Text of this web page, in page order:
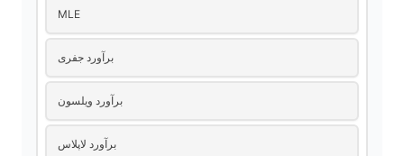
MLE
برآورد جفری
برآورد ویلسون
برآورد لاپلاس